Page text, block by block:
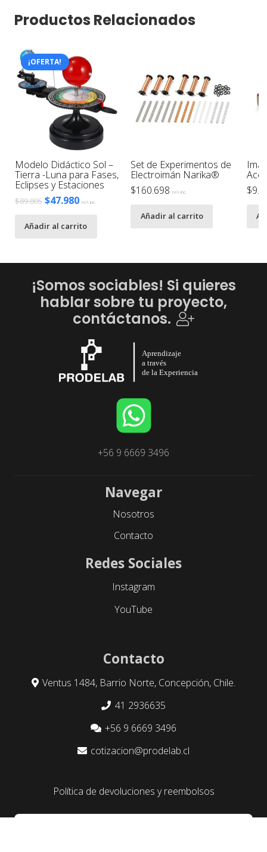
Productos Relacionados
¡OFERTA!
Modelo Didáctico Sol –
Tierra -Luna para Fases,
Eclipses y Estaciones
$89.805 El
original
$89.805.
$47.980El
actual
$47.980.
IVA inc.
Añadir al carrito
Set de Experimentos de
Electroimán Narika®
$160.698 IVA inc.
Añadir al carrito
$
¡Somos sociables! Si quieres
hablar sobre tu proyecto,
contáctanos.
+56 9 6669 3496
Navegar
Nosotros
Contacto
Redes Sociales
Instagram
YouTube
Contacto
Ventus 1484, Barrio Norte, Concepción, Chile.
41 2936635
+56 9 6669 3496
cotizacion@prodelab.cl
Política de devoluciones y reembolsos